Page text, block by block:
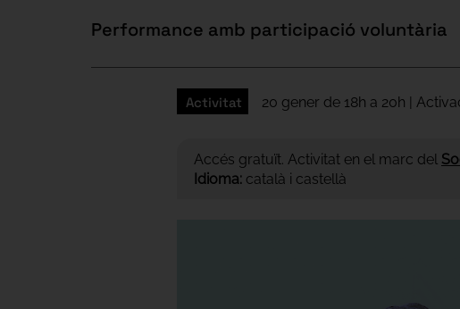
Performance amb participació voluntària
Activitat 20 gener de 18h a 20h |
Accés gratuït. Activitat en el marc del
Idioma: català i castellà